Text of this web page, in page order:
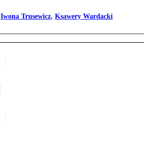
Iwona Trusewicz, Ksawery Wardacki